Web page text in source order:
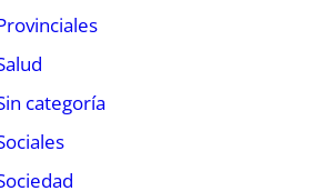
categoría